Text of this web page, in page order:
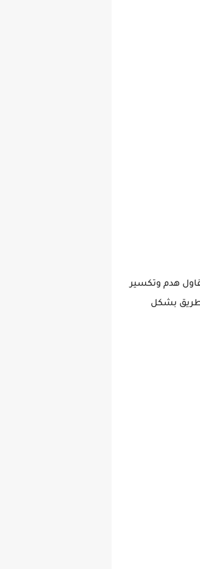
حاسمة في إنشاء طرق وممرات عالية الجودة. 966542089003+ مقاول هدم وتكسير
بشكل